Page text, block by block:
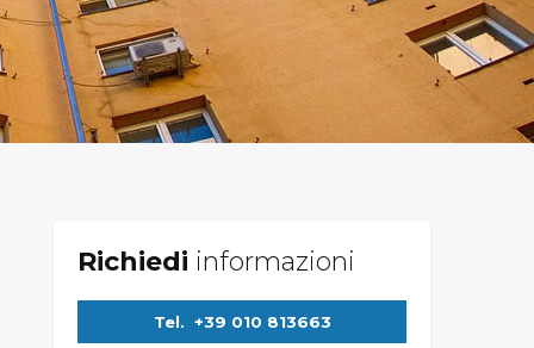
Richiedi informazioni
Tel. +39 010 813663